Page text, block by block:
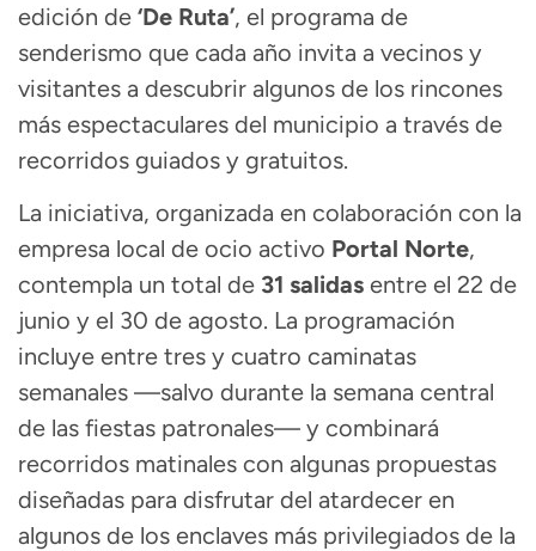
edición de ‘De Ruta’, el programa de
senderismo que cada año invita a vecinos y
visitantes a descubrir algunos de los rincones
más espectaculares del municipio a través de
recorridos guiados y gratuitos.
La iniciativa, organizada en colaboración con la
empresa local de ocio activo Portal Norte,
contempla un total de 31 salidas entre el 22 de
junio y el 30 de agosto. La programación
incluye entre tres y cuatro caminatas
semanales —salvo durante la semana central
de las fiestas patronales— y combinará
recorridos matinales con algunas propuestas
diseñadas para disfrutar del atardecer en
algunos de los enclaves más privilegiados de la